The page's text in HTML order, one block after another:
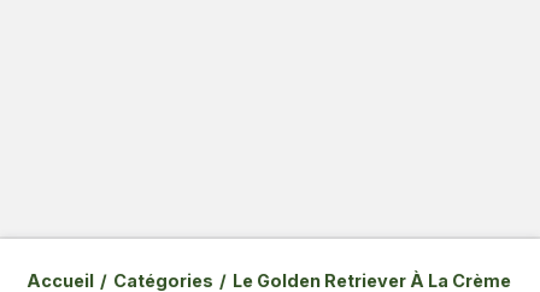
Accueil / Catégories / Le Golden Retriever À La Crème